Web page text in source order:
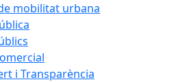
mobilitat urbana
i Transparència